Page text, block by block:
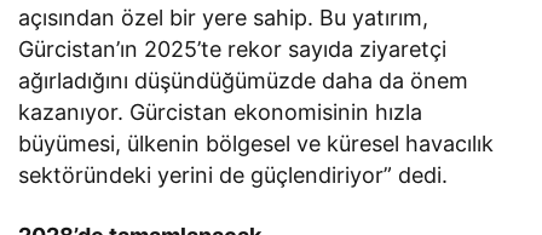
açısından özel bir yere sahip. Bu yatırım,
Gürcistan’ın 2025’te rekor sayıda ziyaretçi
ağırladığını düşündüğümüzde daha da önem
kazanıyor. Gürcistan ekonomisinin hızla
büyümesi, ülkenin bölgesel ve küresel havacılık
sektöründeki yerini de güçlendiriyor” dedi.